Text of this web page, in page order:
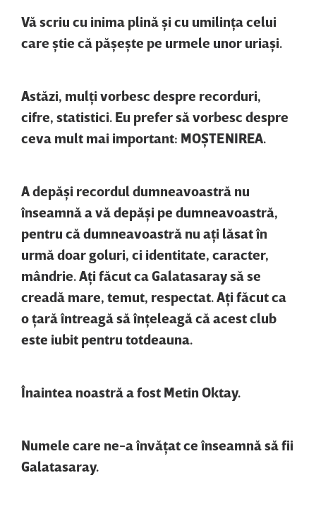
Vă scriu cu inima plină şi cu umilinţa celui
care ştie că păşeşte pe urmele unor uriaşi.
Astăzi, mulţi vorbesc despre recorduri,
cifre, statistici. Eu prefer să vorbesc despre
ceva mult mai important: MOŞTENIREA.
A depăşi recordul dumneavoastră nu
înseamnă a vă depăşi pe dumneavoastră,
pentru că dumneavoastră nu aţi lăsat în
urmă doar goluri, ci identitate, caracter,
mândrie. Aţi făcut ca Galatasaray să se
creadă mare, temut, respectat. Aţi făcut ca
o ţară întreagă să înţeleagă că acest club
este iubit pentru totdeauna.
Înaintea noastră a fost Metin Oktay.
Numele care ne-a învăţat ce înseamnă să fii
Galatasaray.